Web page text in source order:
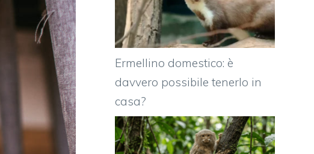
Ermellino domestico: è
davvero possibile tenerlo in
casa?